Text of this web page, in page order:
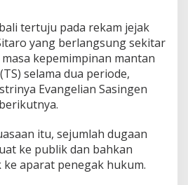
tertuju pada rekam jejak
yang berlangsung sekitar
kepemimpinan mantan
selama dua periode,
Evangelian Sasingen
itu, sejumlah dugaan
ke publik dan bahkan
aparat penegak hukum.